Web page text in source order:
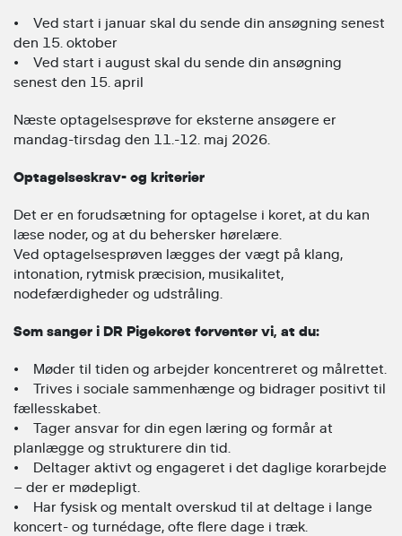
• Ved start i januar skal du sende din ansøgning senest
den 15. oktober
• Ved start i august skal du sende din ansøgning
senest den 15. april
Næste optagelsesprøve for eksterne ansøgere er
mandag-tirsdag den 11.-12. maj 2026.
Optagelseskrav- og kriterier
Det er en forudsætning for optagelse i koret, at du kan
læse noder, og at du behersker hørelære.
Ved optagelsesprøven lægges der vægt på klang,
intonation, rytmisk præcision, musikalitet,
nodefærdigheder og udstråling.
Som sanger i DR Pigekoret forventer vi, at du:
• Møder til tiden og arbejder koncentreret og målrettet.
• Trives i sociale sammenhænge og bidrager positivt til
fællesskabet.
• Tager ansvar for din egen læring og formår at
planlægge og strukturere din tid.
• Deltager aktivt og engageret i det daglige korarbejde
– der er mødepligt.
• Har fysisk og mentalt overskud til at deltage i lange
koncert- og turnédage, ofte flere dage i træk.